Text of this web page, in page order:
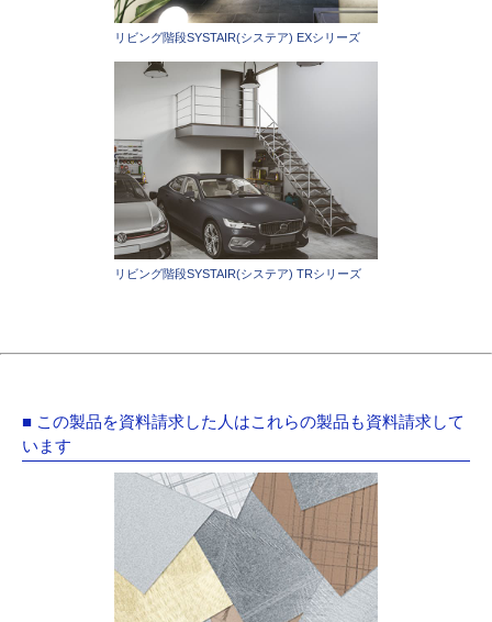
リビング階段SYSTAIR(システア) EXシリーズ
リビング階段SYSTAIR(システア) TRシリーズ
■ この製品を資料請求した人はこれらの製品も資料請求して
います